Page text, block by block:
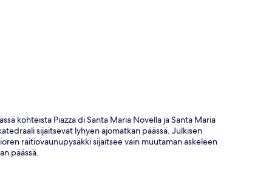
kohteista Piazza di Santa Maria Novella ja Santa Maria
sijaitsevat lyhyen ajomatkan päässä. Julkisen
raitiovaunupysäkki sijaitsee vain muutaman askeleen
päässä.